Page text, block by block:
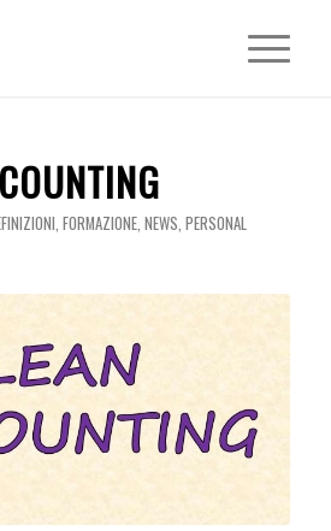
, FORMAZIONE, NEWS, PERSONAL